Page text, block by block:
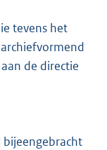
tevens het
de directie
bijeengebracht